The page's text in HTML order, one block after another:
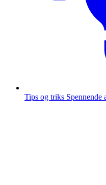
Tips og triks Spennende